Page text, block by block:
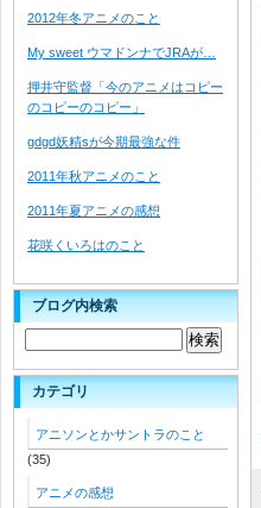
2012年冬アニメのこと
My sweet ウマドンナでJRAが…
押井守監督「今のアニメはコピー
のコピーのコピー」
gdgd妖精sが今期最強な件
2011年秋アニメのこと
2011年夏アニメの感想
花咲くいろはのこと
ブログ内検索
カテゴリ
アニソンとかサントラのこと
(35)
アニメの感想